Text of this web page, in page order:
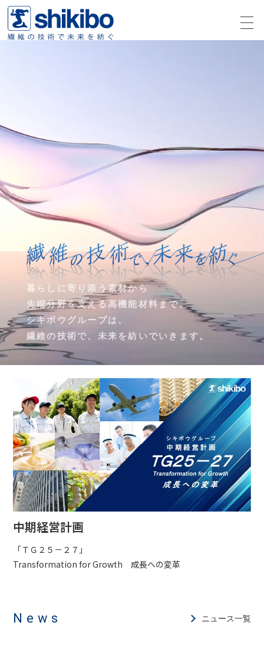
暮らしに寄り添う素材から
先端分野を支える高機能材料まで。
シキボウグループは、
繊維の技術で、未来を紡いでいきます。
中期経営計画
「ＴＧ２５－２７」
Transformation for Growth 成長への変革
News ニュース一覧